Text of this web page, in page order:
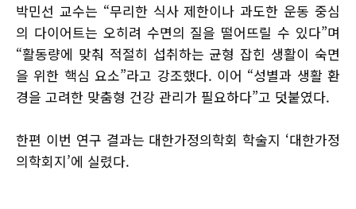
박민선 교수는 “무리한 식사 제한이나 과도한 운동 중심
의 다이어트는 오히려 수면의 질을 떨어뜨릴 수 있다”며
“활동량에 맞춰 적절히 섭취하는 균형 잡힌 생활이 숙면
을 위한 핵심 요소”라고 강조했다. 이어 “성별과 생활 환
경을 고려한 맞춤형 건강 관리가 필요하다”고 덧붙였다.
한편 이번 연구 결과는 대한가정의학회 학술지 ‘대한가정
의학회지’에 실렸다.